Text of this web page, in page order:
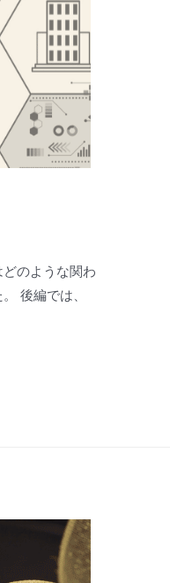
のような関わ
後編では、